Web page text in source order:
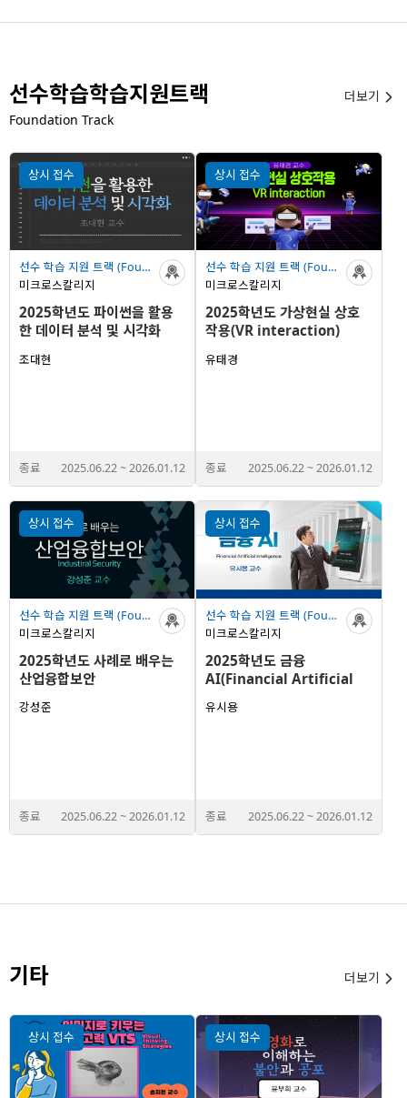
선수학습학습지원트랙
Foundation Track
더보기 
상시 접수
선수 학습 지원 트랙 (Foundation Track)
2025학년도 파이썬을 활용
한 데이터 분석 및 시각화
미크로스칼리지
조대현
종료 2025.06.22~2026.01.12
상시 접수
선수 학습 지원 트랙 (Foundation Track)
2025학년도 가상현실 상호
작용(VR interaction)
미크로스칼리지
유태경
종료 2025.06.22~2026.01.12
상시 접수
선수 학습 지원 트랙 (Foundation Track)
2025학년도 사례로 배우는
산업융합보안
미크로스칼리지
강성준
종료 2025.06.22~2026.01.12
상시 접수
선수 학습 지원 트랙 (Foundation Track)
2025학년도 금융
AI(Financial Artificial
Intelligence)
미크로스칼리지
유시용
종료 2025.06.22~2026.01.12
기타 더보기 
상시 접수 상시 접수